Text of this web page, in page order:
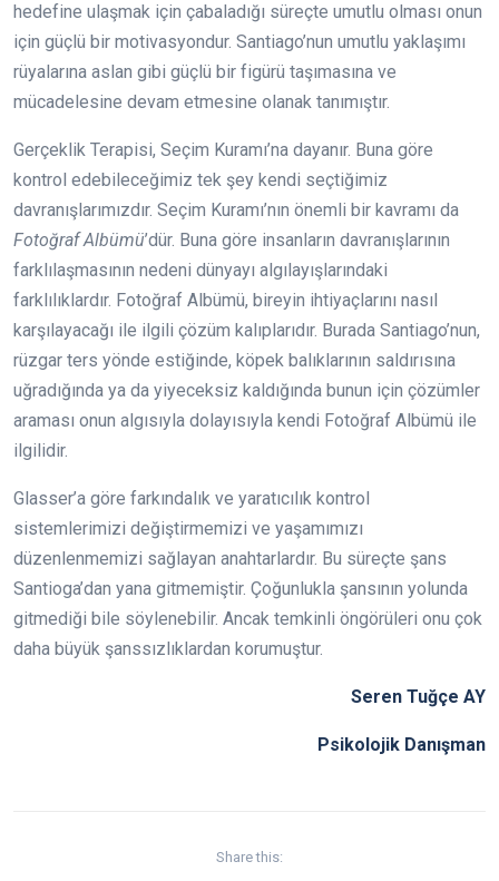
hedefine ulaşmak için çabaladığı süreçte umutlu olması onun
için güçlü bir motivasyondur. Santiago’nun umutlu yaklaşımı
rüyalarına aslan gibi güçlü bir figürü taşımasına ve
mücadelesine devam etmesine olanak tanımıştır.
Gerçeklik Terapisi, Seçim Kuramı’na dayanır. Buna göre
kontrol edebileceğimiz tek şey kendi seçtiğimiz
davranışlarımızdır. Seçim Kuramı’nın önemli bir kavramı da
Fotoğraf Albümü’dür. Buna göre insanların davranışlarının
farklılaşmasının nedeni dünyayı algılayışlarındaki
farklılıklardır. Fotoğraf Albümü, bireyin ihtiyaçlarını nasıl
karşılayacağı ile ilgili çözüm kalıplarıdır. Burada Santiago’nun,
rüzgar ters yönde estiğinde, köpek balıklarının saldırısına
uğradığında ya da yiyeceksiz kaldığında bunun için çözümler
araması onun algısıyla dolayısıyla kendi Fotoğraf Albümü ile
ilgilidir.
Glasser’a göre farkındalık ve yaratıcılık kontrol
sistemlerimizi değiştirmemizi ve yaşamımızı
düzenlenmemizi sağlayan anahtarlardır. Bu süreçte şans
Santioga’dan yana gitmemiştir. Çoğunlukla şansının yolunda
gitmediği bile söylenebilir. Ancak temkinli öngörüleri onu çok
daha büyük şanssızlıklardan korumuştur.
Seren Tuğçe AY
Psikolojik Danışman
Share this: